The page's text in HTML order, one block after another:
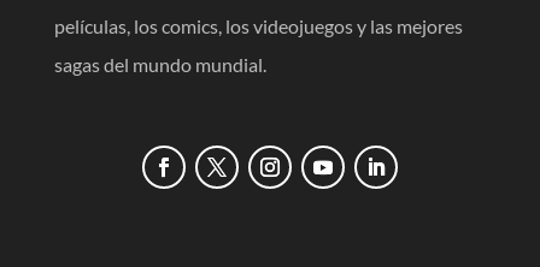
películas, los comics, los videojuegos y las mejores
sagas del mundo mundial.